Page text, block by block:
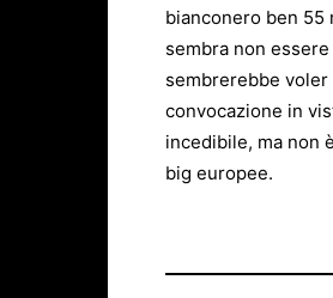
bianconero ben 55
sembra non
sembrerebbe
convocazione in
incedibile, ma non
big europee.